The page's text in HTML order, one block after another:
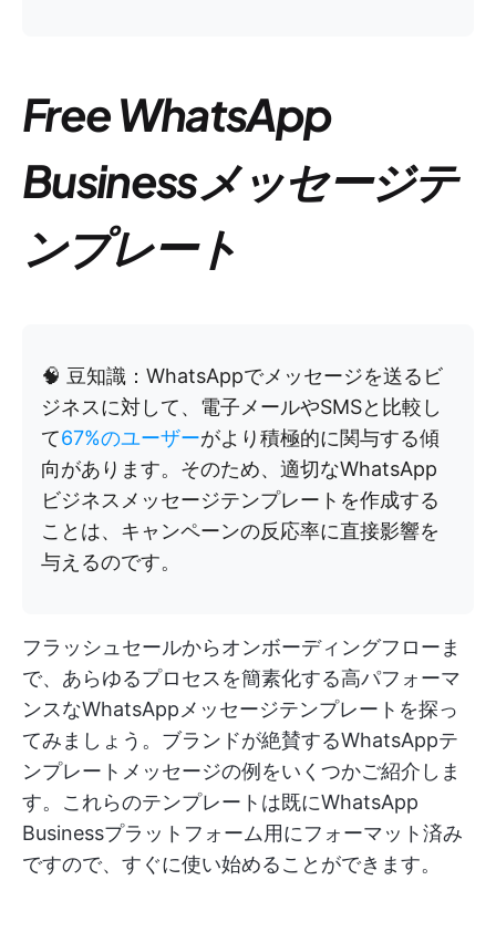
Free WhatsApp
Businessメッセージテ
ンプレート
🧠 豆知識：WhatsAppでメッセージを送るビ
ジネスに対して、電子メールやSMSと比較し
て67%のユーザーがより積極的に関与する傾
向があります。そのため、適切なWhatsApp
ビジネスメッセージテンプレートを作成する
ことは、キャンペーンの反応率に直接影響を
与えるのです。
フラッシュセールからオンボーディングフローま
で、あらゆるプロセスを簡素化する高パフォーマ
ンスなWhatsAppメッセージテンプレートを探っ
てみましょう。ブランドが絶賛するWhatsAppテ
ンプレートメッセージの例をいくつかご紹介しま
す。これらのテンプレートは既にWhatsApp
Businessプラットフォーム用にフォーマット済み
ですので、すぐに使い始めることができます。